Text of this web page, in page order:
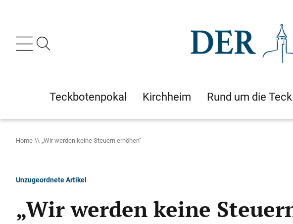
Teckbotenpokal Kirchheim Rund um die Teck
Home „Wir werden keine Steuern erhöhen“
Unzugeordnete Artikel
„Wir werden keine